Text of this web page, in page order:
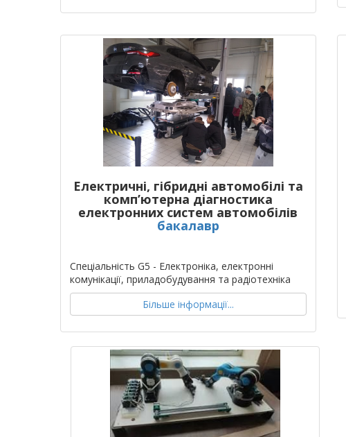
Електричні, гібридні автомобілі та
комп’ютерна діагностика
електронних систем автомобілів
бакалавр
Спеціальність G5 - Електроніка, електронні
комунікації, приладобудування та радіотехніка
Більше інформації...